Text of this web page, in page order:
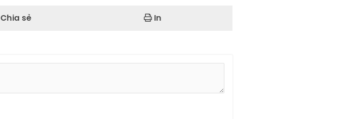
Chia sẻ In